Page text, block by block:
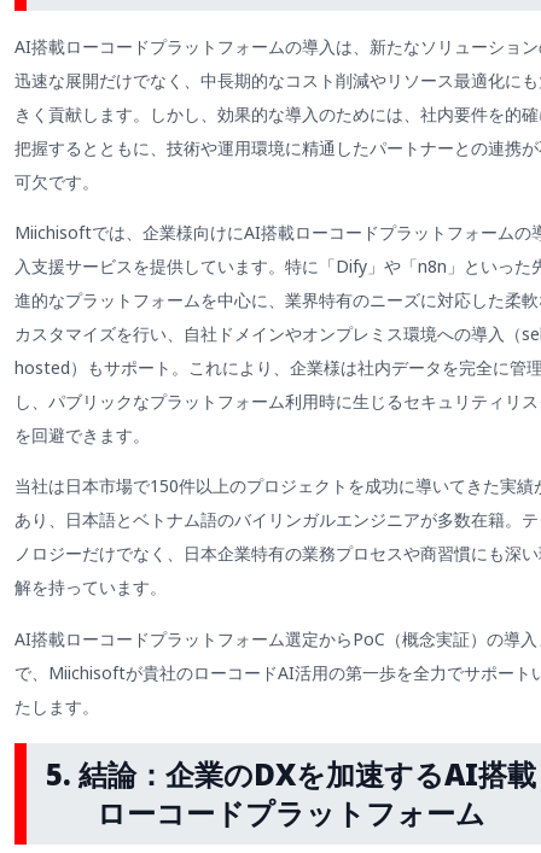
AI搭載ローコードプラットフォームの導入は、新たなソリューショ
迅速な展開だけでなく、中長期的なコスト削減やリソース最適化に
きく貢献します。しかし、効果的な導入のためには、社内要件を的
把握するとともに、技術や運用環境に精通したパートナーとの連携
可欠です。
Miichisoftでは、企業様向けにAI搭載ローコードプラットフォームの
入支援サービスを提供しています。特に「Dify」や「n8n」といった
進的なプラットフォームを中心に、業界特有のニーズに対応した柔
カスタマイズを行い、自社ドメインやオンプレミス環境への導入（
hosted）もサポート。これにより、企業様は社内データを完全に管
し、パブリックなプラットフォーム利用時に生じるセキュリティリ
を回避できます。
当社は日本市場で150件以上のプロジェクトを成功に導いてきた実績
あり、日本語とベトナム語のバイリンガルエンジニアが多数在籍。
ノロジーだけでなく、日本企業特有の業務プロセスや商習慣にも深
解を持っています。
AI搭載ローコードプラットフォーム選定からPoC（概念実証）の導
で、Miichisoftが貴社のローコードAI活用の第一歩を全力でサポート
たします。
5. 結論：企業のDXを加速するAI搭載
ローコードプラットフォーム